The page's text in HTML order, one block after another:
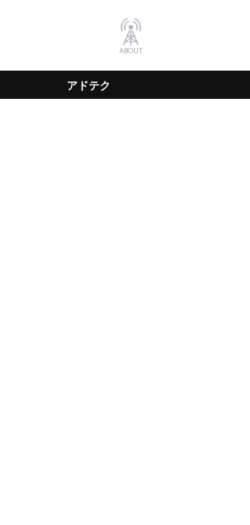
ABOUT
アドテク